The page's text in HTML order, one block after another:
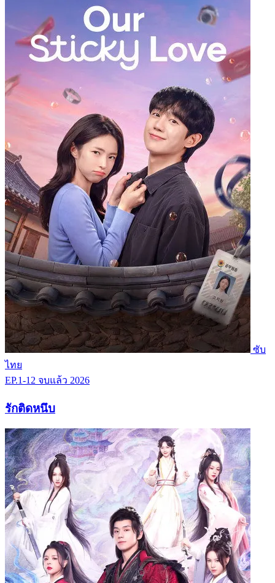
ซับ
ไทย
EP.1-12 จบแล้ว 2026
รักติดหนึบ